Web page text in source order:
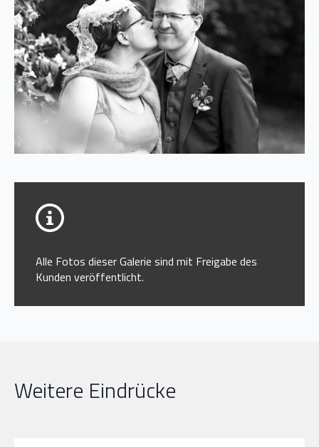
Alle Fotos dieser Galerie sind mit Freigabe des
Kunden veröffentlicht.
Weitere Eindrücke